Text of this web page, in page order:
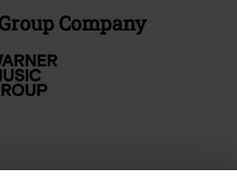
Company